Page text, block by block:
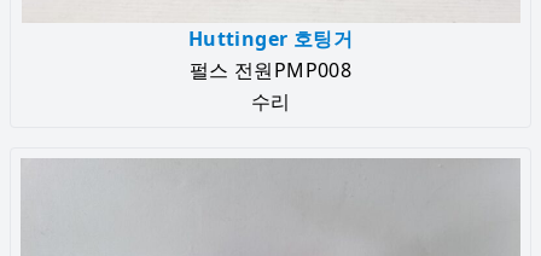
Huttinger 호팅거
펄스 전원PMP008
수리